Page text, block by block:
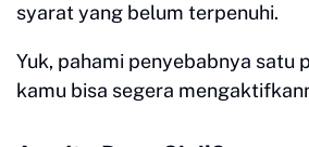
syarat yang belum terpenuhi.
Yuk, pahami penyebabnya satu
kamu bisa segera